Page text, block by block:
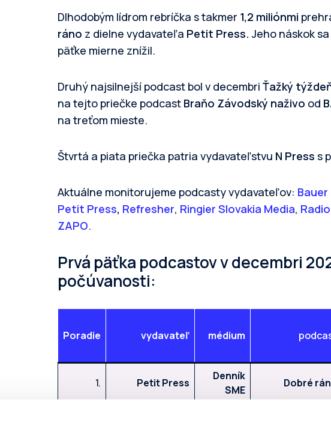
Dlhodobým lídrom rebríčka s takmer 1,2 miliónmi
ráno z dielne vydavateľa Petit Press. Jeho náskok
päťke mierne znížil.
Druhý najsilnejší podcast bol v decembri Ťažký
na tejto priečke podcast Braňo Závodský naživo od
na treťom mieste.
Štvrtá a piata priečka patria vydavateľstvu N Press s
Aktuálne monitorujeme podcasty vydavateľov: Bauer
Petit Press, Refresher, Ringier Slovakia Media,
ZAPO.
Prvá päťka podcastov v decembri
počúvanosti:
Poradie vydavateľ médium
1. Petit Press
Denník
SME
Dobré